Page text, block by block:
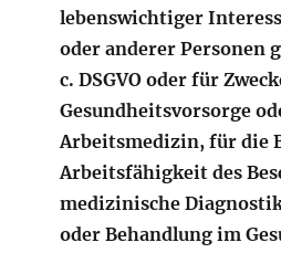
lebenswichtiger
oder anderer Personen
c. DSGVO oder für
Gesundheitsvorsorge
Arbeitsmedizin, für die
Arbeitsfähigkeit des
medizinische
oder Behandlung im